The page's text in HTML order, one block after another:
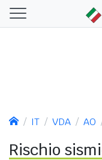
IT VDA AO
Rischio